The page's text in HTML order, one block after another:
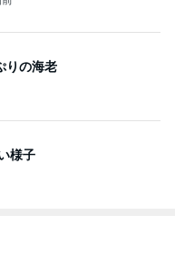
りの海老
様子